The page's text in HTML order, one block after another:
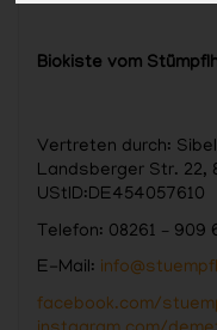
Biokiste vom
Vertreten durch:
Landsberger Str. 22,
UStID:DE454057610
Telefon: 08261 – 909
E-Mail:
facebook.com/